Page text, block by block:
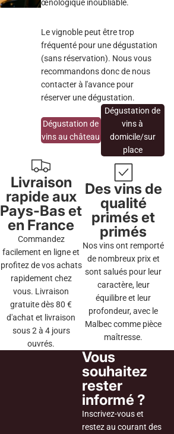
œnologique inoubliable.
Le vignoble peut être trop
fréquenté pour une dégustation
(sans réservation). Nous vous
recommandons donc de nous
contacter à l'avance pour
réserver une dégustation.
Dégustation de
vins au château
Dégustation de
vins à
domicile/sur
place
Livraison
rapide aux
Pays-Bas et
en France
Commandez
facilement en ligne et
profitez de vos achats
rapidement chez
vous. Livraison
gratuite dès 80 €
d'achat et livraison
sous 2 à 4 jours
ouvrés.
Des vins de
qualité
primés et
primés
Nos vins ont remporté
de nombreux prix et
sont salués pour leur
caractère, leur
équilibre et leur
profondeur, avec le
Malbec comme pièce
maîtresse.
Vous
souhaitez
rester
informé ?
Inscrivez-vous et
restez au courant des